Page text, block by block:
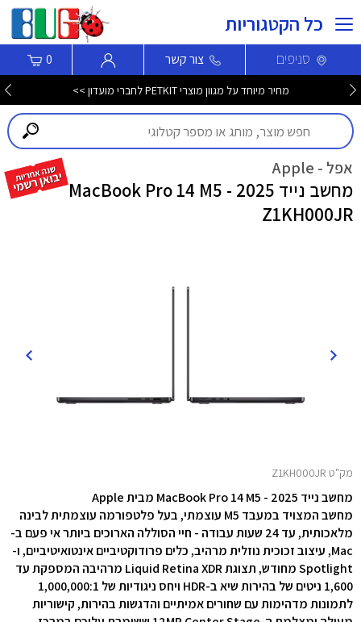
כל הקטגוריות
סניפים צור קשר 0
מחיר מיוחד על מגוון מוצרי PETKIT לחברי מועדון >>
אפל - Apple
מחשב נייד MacBook Pro 14 M5 - 2025
Z1KH000JR
מק"ט Z1KH000JR
מחשב נייד MacBook Pro 14 M5 - 2025 מבית Apple
מחשב המצויד במעבד M5 עוצמתי, בעל פלטפורמה עוצמתית לבינה
מלאכותית, עד 24 שעות עבודה - חיי הסוללה הארוכים ביותר אי פעם ב-
Mac, עיצוב זכוכית נוזלית מרהיב, כלים פרודוקטיביים אינטואיטיביים, ו-
Spotlight מחודש, תצוגת Liquid Retina XDR מרהיבה המספקת עד
1,600 ניטים של בהירות שיא ב-HDR ויחס ניגודיות של 1,000,000:1
לתמונות מדהימות עם שחורים אמיתיים והדגשות בהירות, קישוריות